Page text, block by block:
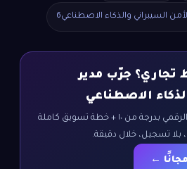
السيبراني والذكاء الاصطناعي6
تجاري؟ جرّب مدير
الاصطناعي
فحص لحضورك الرقمي بدرجة من ١٠ + خطة تسويق كاملة
تسجيل، خلال دقيقة.
←